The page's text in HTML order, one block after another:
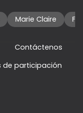
Marie Claire
Contáctenos
de participación